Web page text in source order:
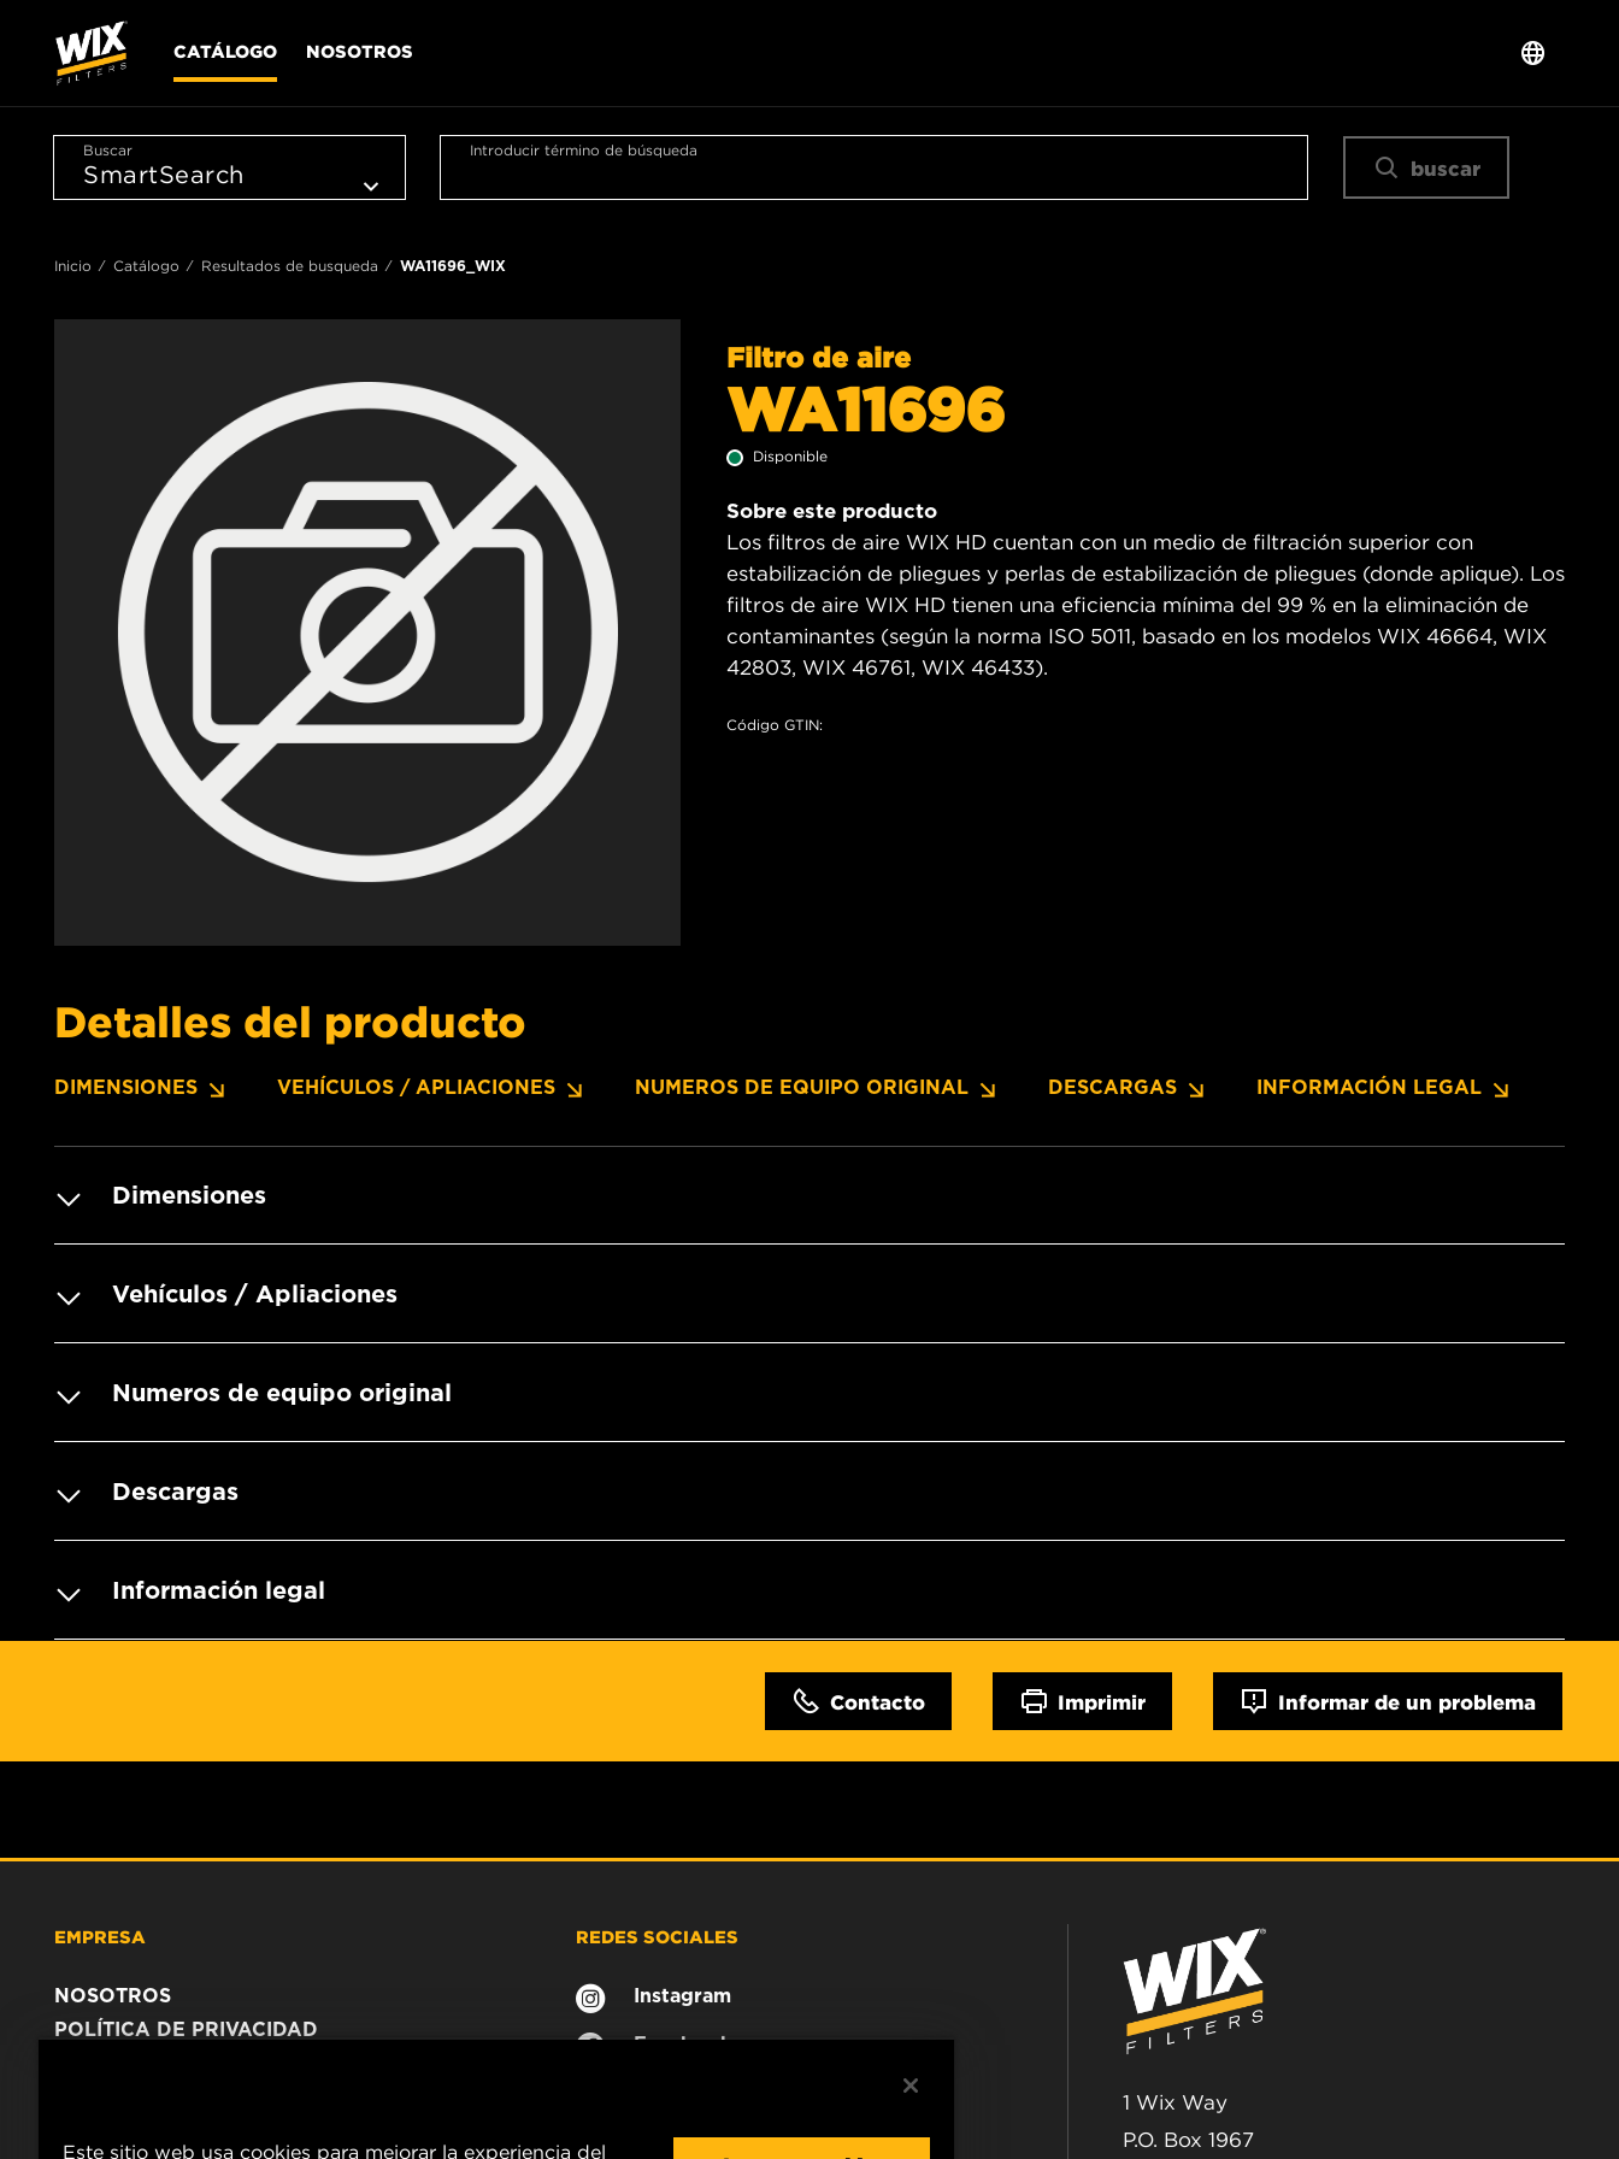
CATÁLOGO NOSOTROS
Buscar Introducir término de búsqueda
buscar
Inicio Catálogo Resultados de busqueda WA11696_WIX
Filtro de aire
WA11696
Disponible
Sobre este producto
Los filtros de aire WIX HD cuentan con un medio de filtración superior con
estabilización de pliegues y perlas de estabilización de pliegues (donde aplique). Los
filtros de aire WIX HD tienen una eficiencia mínima del 99 % en la eliminación de
contaminantes (según la norma ISO 5011, basado en los modelos WIX 46664, WIX
42803, WIX 46761, WIX 46433).
Código GTIN:
Detalles del producto
DIMENSIONES VEHÍCULOS / APLIACIONES NUMEROS DE EQUIPO ORIGINAL DESCARGAS INFORMACIÓN LEGAL
Dimensiones
Vehículos / Apliaciones
Numeros de equipo original
Descargas
Información legal
Contacto Imprimir Informar de un problema
EMPRESA
NOSOTROS
POLÍTICA DE PRIVACIDAD
REDES SOCIALES
Instagram
Facebook
1 Wix Way
P.O. Box 1967
Este sitio web usa cookies para mejorar la experiencia del